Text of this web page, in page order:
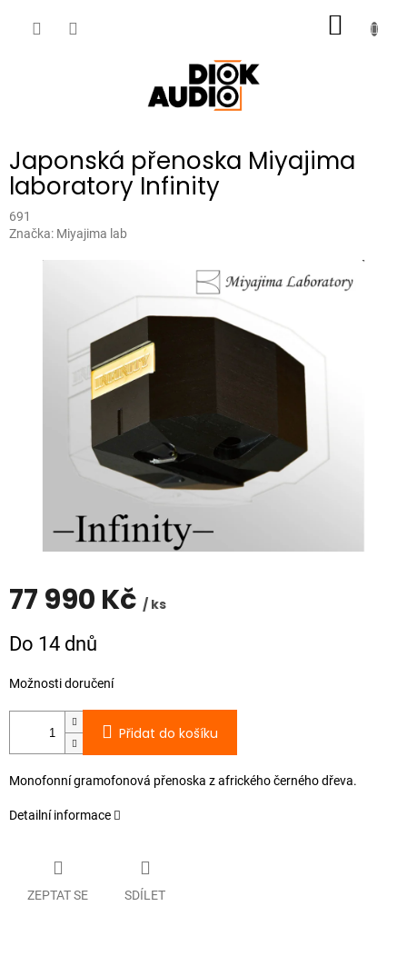
Japonská přenoska Miyajima
laboratory Infinity
691
Značka: Miyajima lab
77 990 Kč / ks
cena:
Do 14 dnů
Možnosti doručení
Přidat do košíku
Monofonní gramofonová přenoska z afrického černého dřeva.
Detailní informace
ZEPTAT SE SDÍLET